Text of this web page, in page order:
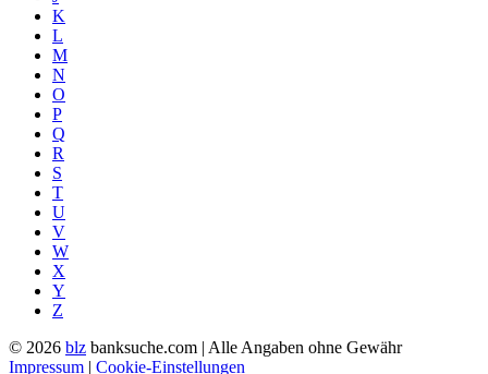
K
L
M
N
O
P
Q
R
S
T
U
V
W
X
Y
Z
© 2026 blz banksuche.com | Alle Angaben ohne Gewähr
Impressum | Cookie-Einstellungen